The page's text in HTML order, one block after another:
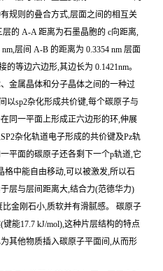
规则的叠合方式,层面之间的相互关
的 A-A 距离为石墨晶胞的 c向距离,
层间 A-B 的距离为 0.3354 nm 层面
等边六边形,其边长为 0.1421nm。
金属晶体和分子晶体之间的一种过
以sp2杂化形成共价键,每个碳原子与
同一平面上形成正六边形的环,伸展
杂化轨道电子形成的共价键及Pz轨
平面的碳原子还各剩下一个p轨道,它
格中能自由移动,可以被激发,所以石
层与层间距离大,结合力(范德华力)
金刚石小,质软并有滑腻感。 碳原子
能17.7 kJ/mol),这种片层结构的特点
其他物质插入碳原子平面间,从而形